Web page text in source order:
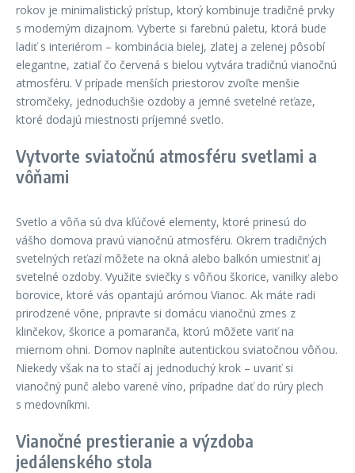
rokov je minimalistický prístup, ktorý kombinuje tradičné prvky
s moderným dizajnom. Vyberte si farebnú paletu, ktorá bude
ladiť s interiérom – kombinácia bielej, zlatej a zelenej pôsobí
elegantne, zatiaľ čo červená s bielou vytvára tradičnú vianočnú
atmosféru. V prípade menších priestorov zvoľte menšie
stromčeky, jednoduchšie ozdoby a jemné svetelné reťaze,
ktoré dodajú miestnosti príjemné svetlo.
Vytvorte sviatočnú atmosféru svetlami a
vôňami
Svetlo a vôňa sú dva kľúčové elementy, ktoré prinesú do
vášho domova pravú vianočnú atmosféru. Okrem tradičných
svetelných reťazí môžete na okná alebo balkón umiestniť aj
svetelné ozdoby. Využite sviečky s vôňou škorice, vanilky alebo
borovice, ktoré vás opantajú arómou Vianoc. Ak máte radi
prirodzené vône, pripravte si domácu vianočnú zmes z
klinčekov, škorice a pomaranča, ktorú môžete variť na
miernom ohni. Domov naplníte autentickou sviatočnou vôňou.
Niekedy však na to stačí aj jednoduchý krok – uvariť si
vianočný punč alebo varené víno, prípadne dať do rúry plech
s medovníkmi.
Vianočné prestieranie a výzdoba
jedálenského stola